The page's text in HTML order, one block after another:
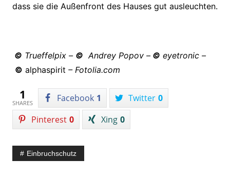
dass sie die Außenfront des Hauses gut ausleuchten.
© Trueffelpix– © Andrey Popov–© eyetronic –
© alphaspirit – Fotolia.com
1
SHARES Facebook 1 Twitter 0
Pinterest 0 Xing 0
Einbruchschutz